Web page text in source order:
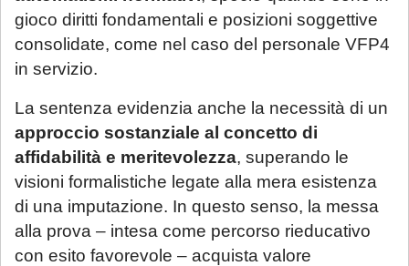
gioco diritti fondamentali e posizioni soggettive
consolidate, come nel caso del personale VFP4
in servizio.
La sentenza evidenzia anche la necessità di un
approccio sostanziale al concetto di
affidabilità e meritevolezza, superando le
visioni formalistiche legate alla mera esistenza
di una imputazione. In questo senso, la messa
alla prova – intesa come percorso rieducativo
con esito favorevole – acquista valore
esclusivamente tramite email di riscontro
da parte dello Studio, che indicherà le
modalità di gestione.
Se è già cliente dello Studio, le richieste
non strettamente urgenti (aggiornamenti
sullo stato della pratica, quesiti generali,
gestione adempimenti processuali
rinviabili) saranno prese in carico al rientro,
a partire dal 1° settembre 2026.